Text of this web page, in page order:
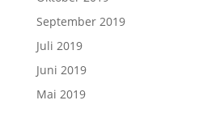
September 2019
Juli 2019
Juni 2019
Mai 2019